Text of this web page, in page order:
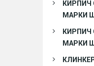
МАРКИ
МАРКИ